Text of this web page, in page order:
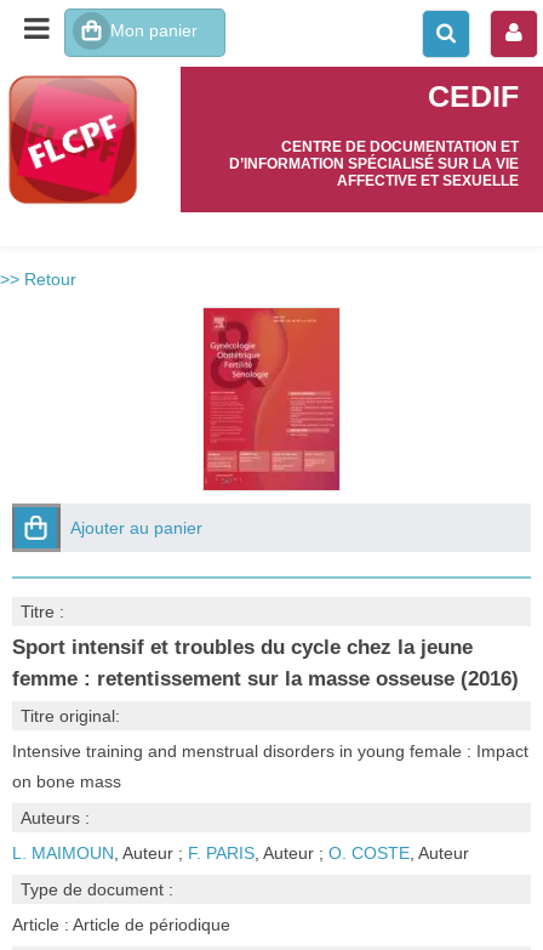
CEDIF
CENTRE DE DOCUMENTATION ET
D’INFORMATION SPÉCIALISÉ SUR LA VIE
AFFECTIVE ET SEXUELLE
>> Retour
Ajouter au panier
Titre :
Sport intensif et troubles du cycle chez la jeune
femme : retentissement sur la masse osseuse (2016)
Titre original:
Intensive training and menstrual disorders in young female : Impact
on bone mass
Auteurs :
L. MAIMOUN , Auteur ; F. PARIS, Auteur ; O. COSTE, Auteur
Type de document :
Article : Article de périodique